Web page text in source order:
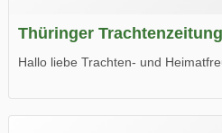
Thüringer
Hallo liebe Trachten- und
Wir wünschen Euch viel Spaß beim